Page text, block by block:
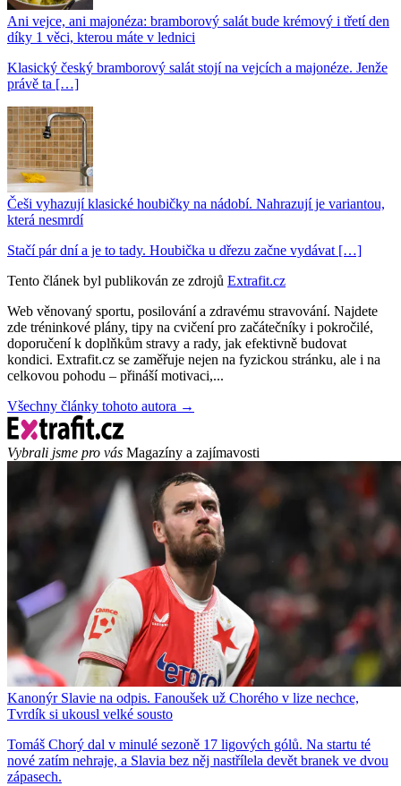
Ani vejce, ani majonéza: bramborový salát bude krémový i třetí den
díky 1 věci, kterou máte v lednici
Klasický český bramborový salát stojí na vejcích a majonéze. Jenže
právě ta […]
Češi vyhazují klasické houbičky na nádobí. Nahrazují je variantou,
která nesmrdí
Stačí pár dní a je to tady. Houbička u dřezu začne vydávat […]
Tento článek byl publikován ze zdrojů Extrafit.cz
Web věnovaný sportu, posilování a zdravému stravování. Najdete
zde tréninkové plány, tipy na cvičení pro začátečníky i pokročilé,
doporučení k doplňkům stravy a rady, jak efektivně budovat
kondici. Extrafit.cz se zaměřuje nejen na fyzickou stránku, ale i na
celkovou pohodu – přináší motivaci,...
Všechny články tohoto autora →
Vybrali jsme pro vás Magazíny a zajímavosti
Kanonýr Slavie na odpis. Fanoušek už Chorého v lize nechce,
Tvrdík si ukousl velké sousto
Tomáš Chorý dal v minulé sezoně 17 ligových gólů. Na startu té
nové zatím nehraje, a Slavia bez něj nastřílela devět branek ve dvou
zápasech.